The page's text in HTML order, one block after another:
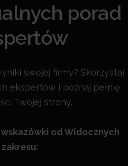
porad
swojej firmy? Skorzystaj
ekspertów i poznaj pełnię
Twojej strony.
od Widocznych
zakresu: